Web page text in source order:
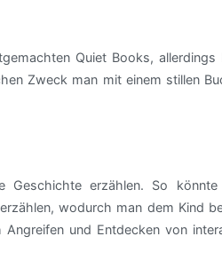
Quiet Books,
Zweck man mit einem stillen
erzählen. So könnte
wodurch man dem Kind
und Entdecken von